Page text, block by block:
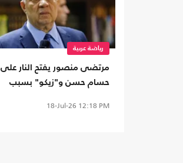
رياضة عربية
مرتضى منصور يفتح النار على
حسام حسن و"زيكو" بسبب
18-Jul-26 12:18 PM